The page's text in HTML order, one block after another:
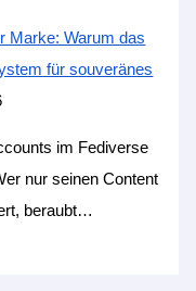
Marke: Warum das
für souveränes
im Fediverse
nur seinen Content
beraubt…